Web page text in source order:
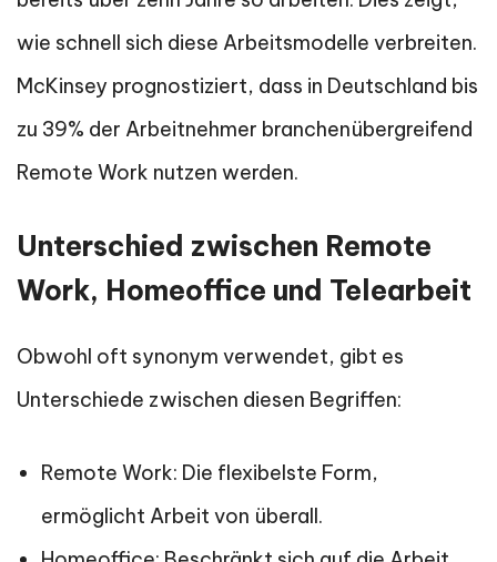
wie schnell sich diese Arbeitsmodelle verbreiten.
McKinsey prognostiziert, dass in Deutschland bis
zu 39% der Arbeitnehmer branchenübergreifend
Remote Work nutzen werden.
Unterschied zwischen Remote
Work, Homeoffice und Telearbeit
Obwohl oft synonym verwendet, gibt es
Unterschiede zwischen diesen Begriffen:
Remote Work: Die flexibelste Form,
ermöglicht Arbeit von überall.